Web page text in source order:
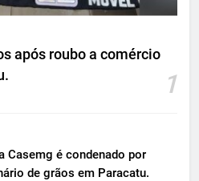
após roubo a comércio
1
Casemg é condenado por
de grãos em Paracatu.